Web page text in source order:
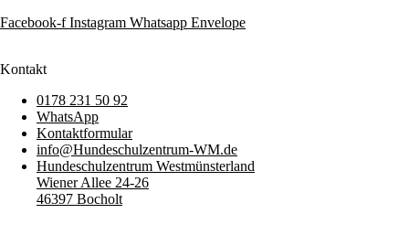
Facebook-f Instagram Whatsapp Envelope
Kontakt
0178 231 50 92
WhatsApp
Kontaktformular
info@Hundeschulzentrum-WM.de
Hundeschulzentrum Westmünsterland
Wiener Allee 24-26
46397 Bocholt